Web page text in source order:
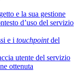
e la sua gestione
d’uso del servizio
e i touchpointdel
utente del servizio
ottenuta